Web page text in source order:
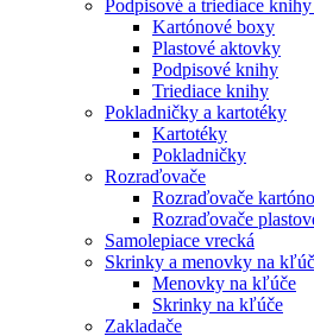
Podpisové a triediace
Kartónové boxy
Plastové aktovky
Podpisové knihy
Triediace knihy
Pokladničky a kartotéky
Kartotéky
Pokladničky
Rozraďovače
Rozraďovače
Rozraďovače
Samolepiace vrecká
Skrinky a menovky na
Menovky na kľúče
Skrinky na kľúče
Zakladače